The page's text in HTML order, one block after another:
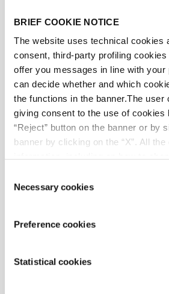
BRIEF COOKIE NOTICE
The website uses technical cookies
consent, third-party profiling
offer you messages in line with your
can decide whether and which
the functions in the banner.The user
giving consent to the use of cookies
“Reject” button on the banner or by
banner by clicking on the “X”. All the
Selection
Necessary cookies
Preference cookies
Statistical cookies
Visste du?
Regionen Offaly County i
anmärkningsvärt skifte mot
många vindkraftparker som
Loughnane Concrete
betydande projekt, inklusive
Sedan 1979 har flera
medlemmar i teamet. Den här
engagemang. Idag har